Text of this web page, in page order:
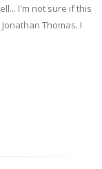
I'm not sure if this
Thomas. I